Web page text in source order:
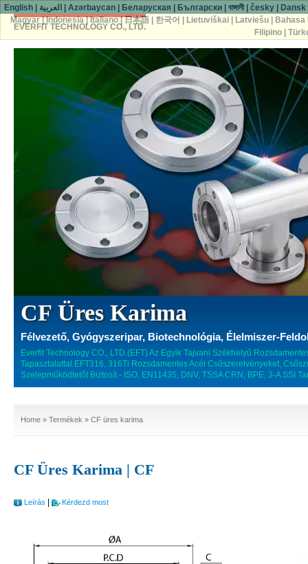
EVERFIT TECHNOLOGY CO., LTD.
CF Üres Karima
Félvezető, Gyógyszeripar, Biotechnológia, Élelmiszer-
Everfit Technology CO., LTD.(EFT) Az Egyik Tajvani Székhelyű
Tapasztalattal.EFT316, 316Ti Rozsdamentes Acél Csőszerelvényeket,
Szelepműködtetőt Biztosít - ISO, EN11435, DNV, TSSA CRN, BPE, 3-A SSI
Home » Termékek » CF üres karima
CF Üres Karima | CF
Leírás Kérdezd most
English العربية |Azərbaycan Беларуская Български |বাঙ্গালী|česky Dansk
Magyar|Indonesia|Italiano|日本語| 한국어 Lietuviškai| Latviešu|
Bahasa
Filipino|